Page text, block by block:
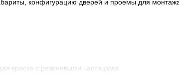
конфигурацию дверей и проемы для
краска с резиновыми частицами